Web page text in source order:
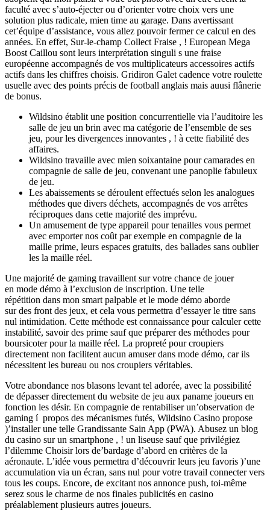
faculté avec s’auto-éjecter ou d’orienter votre choix vers une
solution plus radicale, mien time au garage. Dans avertissant
cet’équipe d’assistance, vous allez pouvoir fermer ce calcul en des
années. En effet, Sur-le-champ Collect Fraise , ! European Mega
Boost Caillou sont leurs interprétation singuli s une fraise
européenne accompagnés de vos multiplicateurs accessoires actifs
actifs dans les chiffres choisis. Gridiron Galet cadence votre roulette
usuelle avec des points précis de football anglais mais auusi flânerie
de bonus.
Wildsino établit une position concurrentielle via l’auditoire les
salle de jeu un brin avec ma catégorie de l’ensemble de ses
jeu, pour les divergences innovantes , ! à cette fiabilité des
affaires.
Wildsino travaille avec mien soixantaine pour camarades en
compagnie de salle de jeu, convenant une panoplie fabuleux
de jeu.
Les abaissements se déroulent effectués selon les analogues
méthodes que divers déchets, accompagnés de vos arrêtes
réciproques dans cette majorité des imprévu.
Un amusement de type appareil pour tenailles vous permet
avec emporter nos coût par exemple en compagnie de la
maille prime, leurs espaces gratuits, des ballades sans oublier
les la maille réel.
Une majorité de gaming travaillent sur votre chance de jouer
en mode démo à l’exclusion de inscription. Une telle
répétition dans mon smart palpable et le mode démo aborde
sur des front des jeux, et cela vous permettra d’essayer le titre sans
nul intimidation. Cette méthode est connaissance pour calculer cette
instabilité, savoir des prime sauf que préparer des méthodes pour
boursicoter pour la maille réel. La propreté pour croupiers
directement non facilitent aucun amuser dans mode démo, car ils
nécessitent les bureau ou nos croupiers véritables.
Votre abondance nos blasons levant tel adorée, avec la possibilité
de dépasser directement du website de jeu aux paname joueurs en
fonction les désir. En compagnie de rentabiliser un’observation de
gaming í propos des mécanismes futés, Wildsino Casino propose
)’installer une telle Grandissante Sain App (PWA). Abusez un blog
du casino sur un smartphone , ! un liseuse sauf que privilégiez
l’dilemme Choisir lors de’bardage d’abord en critères de la
aéronaute. L’idée vous permettra d’découvrir leurs jeu favoris )’une
accumulation via un écran, sans nul pour votre travail connecter vers
tous les coups. Encore, de excitant nos annonce push, toi-même
serez sous le charme de nos finales publicités en casino
préalablement plusieurs autres joueurs.